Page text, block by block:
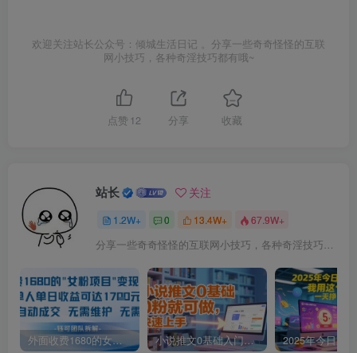
欢迎关注站长公众号：倾城生活日记 。分享一些奇奇怪怪的互联
网小技巧，各种奇淫技巧都有哦~
点赞 12 分享 收藏
站长 关注
1.2W+ 0 13.4W+ 67.9W+
分享一些奇奇怪怪的互联网小技巧，各种奇淫技巧都在本站。
外面收费1680的女粉项目变现，单人单日收益可达1.7k，全自动成交无需维护 小说推文0基础入门教程，0粉就可做，快速上手